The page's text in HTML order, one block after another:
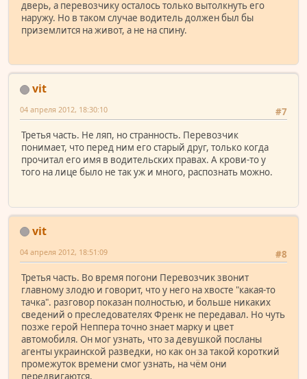
дверь, а перевозчику осталось только вытолкнуть его
наружу. Но в таком случае водитель должен был бы
приземлится на живот, а не на спину.
vit
#7
04 апреля 2012, 18:30:10
Третья часть. Не ляп, но странность. Перевозчик
понимает, что перед ним его старый друг, только когда
прочитал его имя в водительских правах. А крови-то у
того на лице было не так уж и много, распознать можно.
vit
#8
04 апреля 2012, 18:51:09
Третья часть. Во время погони Перевозчик звонит
главному злодю и говорит, что у него на хвосте "какая-то
тачка". разговор показан полностью, и больше никаких
сведений о преследователях Френк не передавал. Но чуть
позже герой Неппера точно знает марку и цвет
автомобиля. Он мог узнать, что за девушкой посланы
агенты украинской разведки, но как он за такой короткий
промежуток времени смог узнать, на чём они
передвигаются.